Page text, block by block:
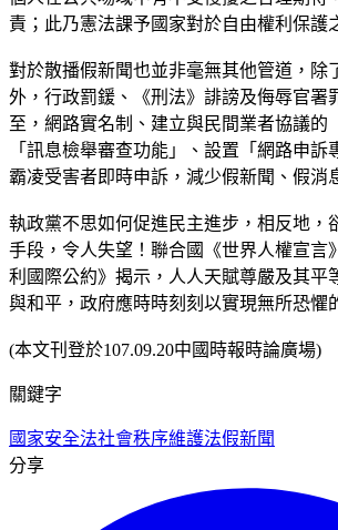
責；此乃憲法課予國家對於自由權利保護
對於散播假新聞也並非毫無其他管道，除
外，行政罰鍰、《刑法》誹謗及侮辱官署
至，網路實名制、建立與民間業者協議的
「訊息檢舉審查功能」、設置「網路申訴
霸凌受害者即時申訴，減少假新聞、假消
執政黨不思如何促進民主進步，相反地，
手段，令人失望！聯合國《世界人權宣言
利國際公約》揭示，人人天賦尊嚴及其平
與和平，政府應時時刻刻以實現無所恐懼
(本文刊登於107.09.20中國時報時論廣場)
關鍵字
國家安全法社會秩序維護法假新聞
分享